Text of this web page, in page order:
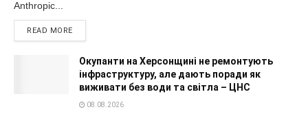
Anthropic...
READ MORE
Окупанти на Херсонщині не ремонтують
інфраструктуру, але дають поради як
виживати без води та світла – ЦНС
08.08.2026